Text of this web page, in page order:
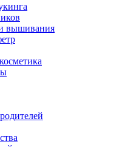
вышивания